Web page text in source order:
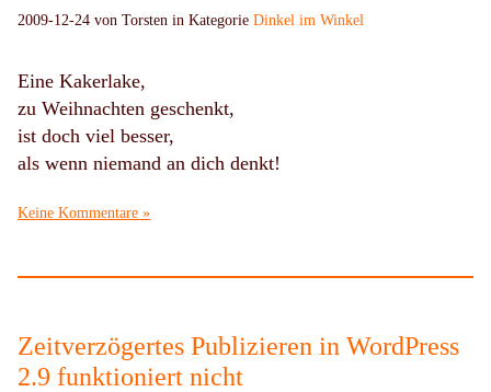
2009-12-24 von Torsten in Kategorie Dinkel im Winkel
Eine Kakerlake,
zu Weihnachten geschenkt,
ist doch viel besser,
als wenn niemand an dich denkt!
Keine Kommentare »
Zeitverzögertes Publizieren in WordPress
2.9 funktioniert nicht